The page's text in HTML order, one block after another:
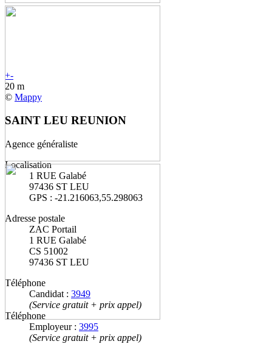
+-
20 m
© Mappy
SAINT LEU REUNION
Agence généraliste
Localisation
1 RUE Galabé
97436 ST LEU
GPS : -21.216063,55.298063
Adresse postale
ZAC Portail
1 RUE Galabé
CS 51002
97436 ST LEU
Téléphone
Candidat : 3949
(Service gratuit + prix appel)
Téléphone
Employeur : 3995
(Service gratuit + prix appel)